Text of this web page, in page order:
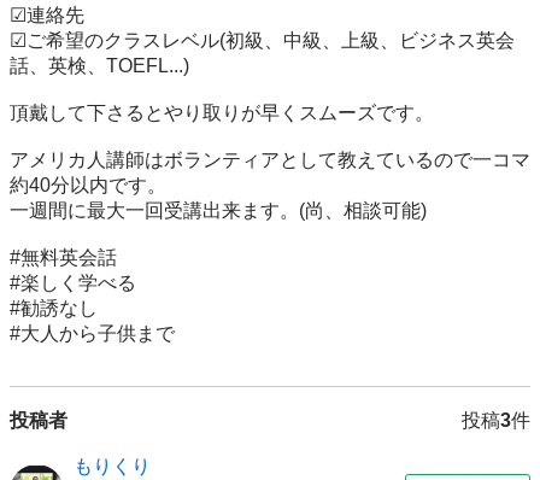
☑連絡先
☑ご希望のクラスレベル(初級、中級、上級、ビジネス英会
話、英検、TOEFL...)
頂戴して下さるとやり取りが早くスムーズです。
アメリカ人講師はボランティアとして教えているので一コマ
約40分以内です。
一週間に最大一回受講出来ます。(尚、相談可能)
#無料英会話
#楽しく学べる
#勧誘なし
#大人から子供まで
投稿者 投稿3件
もりくり